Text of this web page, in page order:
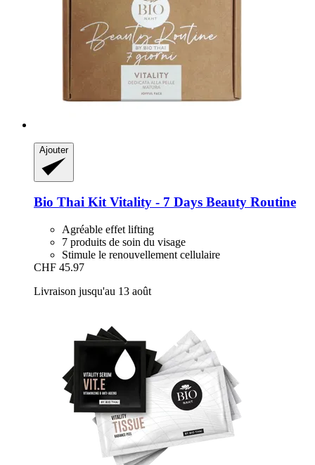
Ajouter
Bio Thai Kit Vitality -​ 7 Days Beauty Routine
Agréable effet lifting
7 produits de soin du visage
Stimule le renouvellement cellulaire
CHF 45.97
Livraison jusqu'au 13 août